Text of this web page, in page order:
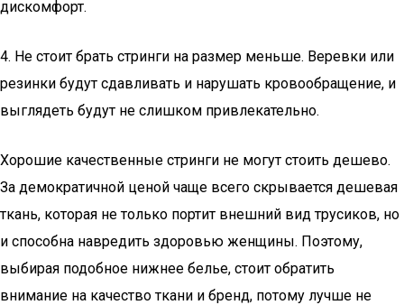
дискомфорт.
4. Не стоит брать стринги на размер меньше. Веревки или
резинки будут сдавливать и нарушать кровообращение, и
выглядеть будут не слишком привлекательно.
Хорошие качественные стринги не могут стоить дешево.
За демократичной ценой чаще всего скрывается дешевая
ткань, которая не только портит внешний вид трусиков, но
и способна навредить здоровью женщины. Поэтому,
выбирая подобное нижнее белье, стоит обратить
внимание на качество ткани и бренд, потому лучше не